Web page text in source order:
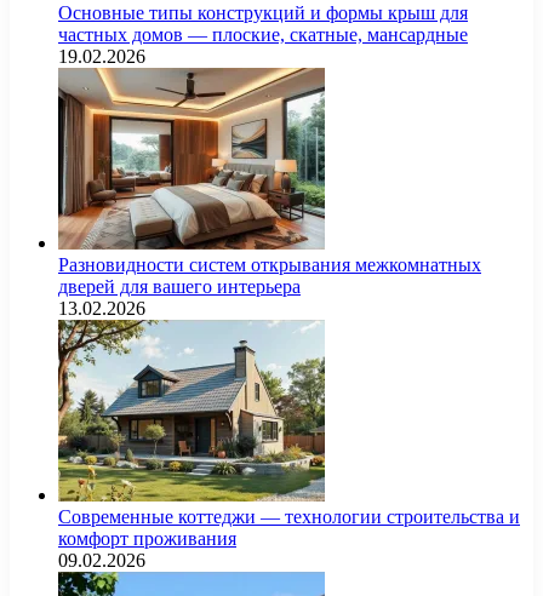
Основные типы конструкций и формы крыш для
частных домов — плоские, скатные, мансардные
19.02.2026
Разновидности систем открывания межкомнатных
дверей для вашего интерьера
13.02.2026
Современные коттеджи — технологии строительства и
комфорт проживания
09.02.2026